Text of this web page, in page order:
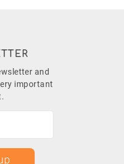
and
important